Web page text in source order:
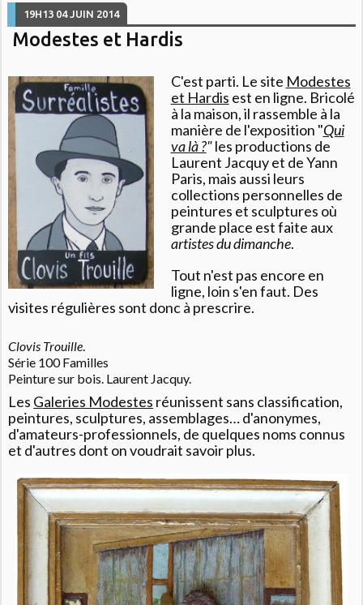
19H13 04 JUIN 2014
Modestes et Hardis
C'est parti. Le site Modestes
et Hardis est en ligne. Bricolé
à la maison, il rassemble à la
manière de l'exposition "Qui
va là ?"les productions de
Laurent Jacquy et de Yann
Paris, mais aussi leurs
collections personnelles de
peintures et sculptures où
grande place est faite aux
artistes du dimanche.
Tout n'est pas encore en
ligne, loin s'en faut. Des
visites régulières sont donc à prescrire.
Clovis Trouille.
Série 100 Familles
Peinture sur bois. Laurent Jacquy.
Les Galeries Modestes réunissent sans classification,
peintures, sculptures, assemblages… d'anonymes,
d'amateurs-professionnels, de quelques noms connus
et d'autres dont on voudrait savoir plus.